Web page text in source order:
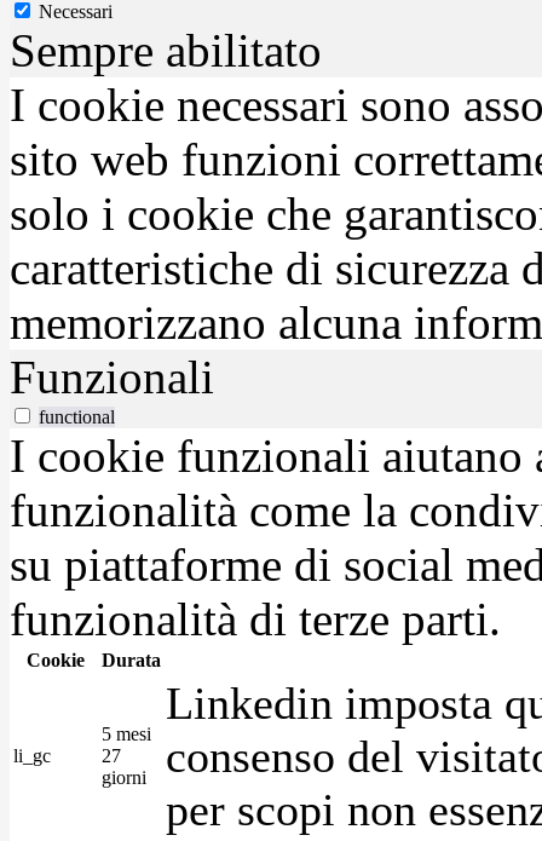
Necessari
Sempre abilitato
I cookie necessari sono
sito web funzioni
solo i cookie che
caratteristiche di sicurezza
memorizzano alcuna
Funzionali
functional
I cookie funzionali aiutano
funzionalità come la
su piattaforme di social
funzionalità di terze parti.
Cookie Durata
li_gc
5 mesi
27
giorni
Linkedin imposta
consenso del
per scopi non